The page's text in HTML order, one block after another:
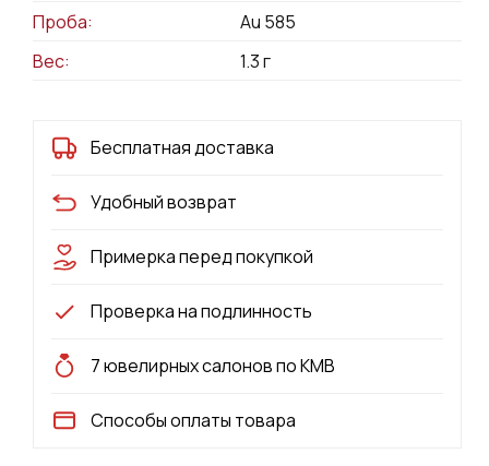
Проба:
Au 585
Вес:
1.3г
Бесплатная доставка
Удобный возврат
Примерка перед покупкой
Проверка на подлинность
7 ювелирных салонов по КМВ
Способы оплаты товара